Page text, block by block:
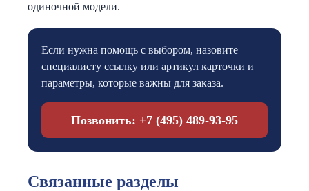
одиночной модели.
Если нужна помощь с выбором, назовите
специалисту ссылку или артикул карточки и
параметры, которые важны для заказа.
Позвонить: +7 (495) 489‑93‑95
Связанные разделы